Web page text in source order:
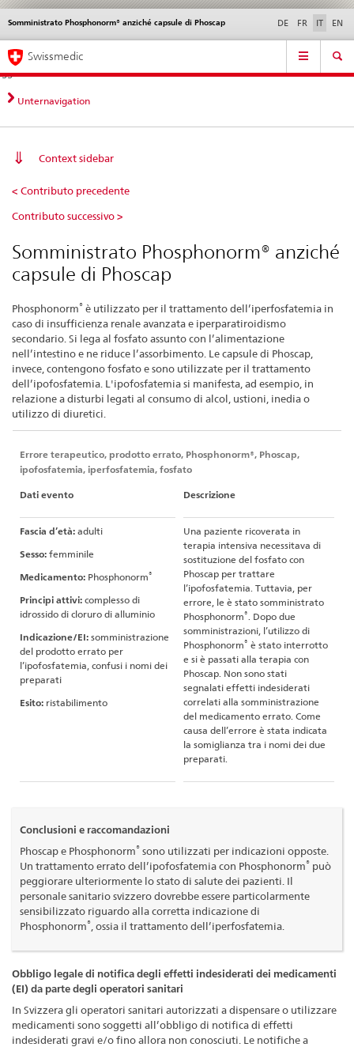
Navigazione
diretta:
novità,
aspetti
contatto
Novità &
norme
Contatto | Supporto &
aiuto
Somministrato Phosphonorm® anziché capsule di Phoscap DE FR IT EN
Service
Navigation
Swissmedic
Unternavigation
Context sidebar
Somministrato
Phosphonorm®
capsule
di
< Contributo precedente
Contributo successivo >
Somministrato Phosphonorm® anziché
capsule di Phoscap
Phosphonorm® è utilizzato per il trattamento dell’iperfosfatemia in
caso di insufficienza renale avanzata e iperparatiroidismo
secondario. Si lega al fosfato assunto con l’alimentazione
nell’intestino e ne riduce l’assorbimento. Le capsule di Phoscap,
invece, contengono fosfato e sono utilizzate per il trattamento
dell’ipofosfatemia. L'ipofosfatemia si manifesta, ad esempio, in
relazione a disturbi legati al consumo di alcol, ustioni, inedia o
utilizzo di diuretici.
Errore terapeutico, prodotto errato, Phosphonorm®, Phoscap,
ipofosfatemia, iperfosfatemia, fosfato
Dati evento Descrizione
Fascia d’età: adulti
Sesso: femminile
Medicamento: Phosphonorm®
Principi attivi: complesso di
idrossido di cloruro di alluminio
Indicazione/EI: somministrazione
del prodotto errato per
l’ipofosfatemia, confusi i nomi dei
preparati
Esito: ristabilimento
Una paziente ricoverata in
terapia intensiva necessitava di
sostituzione del fosfato con
Phoscap per trattare
l’ipofosfatemia. Tuttavia, per
errore, le è stato somministrato
Phosphonorm®
. Dopo due
somministrazioni, l’utilizzo di
Phosphonorm® è stato interrotto
e si è passati alla terapia con
Phoscap. Non sono stati
segnalati effetti indesiderati
correlati alla somministrazione
del medicamento errato. Come
causa dell’errore è stata indicata
la somiglianza tra i nomi dei due
preparati.
Conclusioni e raccomandazioni
Phoscap e Phosphonorm® sono utilizzati per indicazioni opposte.
Un trattamento errato dell’ipofosfatemia con Phosphonorm® può
peggiorare ulteriormente lo stato di salute dei pazienti. Il
personale sanitario svizzero dovrebbe essere particolarmente
sensibilizzato riguardo alla corretta indicazione di
Phosphonorm® , ossia il trattamento dell’iperfosfatemia.
Obbligo legale di notifica degli effetti indesiderati dei medicamenti
(EI) da parte degli operatori sanitari
In Svizzera gli operatori sanitari autorizzati a dispensare o utilizzare
medicamenti sono soggetti all’obbligo di notifica di effetti
indesiderati gravi e/o fino allora non conosciuti. Le notifiche a